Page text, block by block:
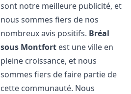
sont notre meilleure publicité, et
nous sommes fiers de nos
nombreux avis positifs. Bréal
sous Montfort est une ville en
pleine croissance, et nous
sommes fiers de faire partie de
cette communauté. Nous